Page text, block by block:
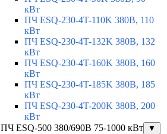
кВт
ПЧ ESQ-230-4T-110K 380В, 110
кВт
ПЧ ESQ-230-4T-132K 380В, 132
кВт
ПЧ ESQ-230-4T-160K 380В, 160
кВт
ПЧ ESQ-230-4T-185K 380В, 185
кВт
ПЧ ESQ-230-4T-200K 380В, 200
кВт
ПЧ ESQ-500 380/690В 75-1000 кВт
▼